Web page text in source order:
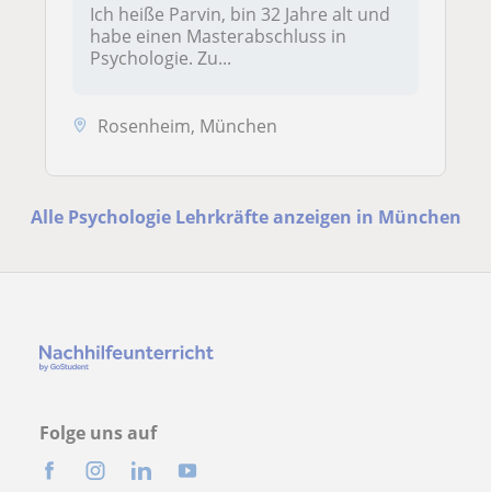
Ich heiße Parvin, bin 32 Jahre alt und
habe einen Masterabschluss in
Psychologie. Zu...
Rosenheim, München
Alle Psychologie Lehrkräfte anzeigen in München
Folge uns auf